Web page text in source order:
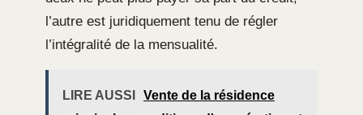
l’autre est juridiquement tenu de régler
l’intégralité de la mensualité.
LIRE AUSSI
Vente de la résidence